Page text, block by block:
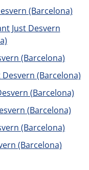
(Barcelona)
Just Desvern
(Barcelona)
(Barcelona)
(Barcelona)
(Barcelona)
(Barcelona)
(Barcelona)